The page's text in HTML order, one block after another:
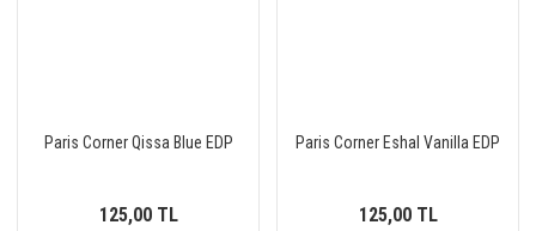
Paris Corner Qissa Blue EDP
125,00 TL
Paris Corner Eshal Vanilla EDP
125,00 TL